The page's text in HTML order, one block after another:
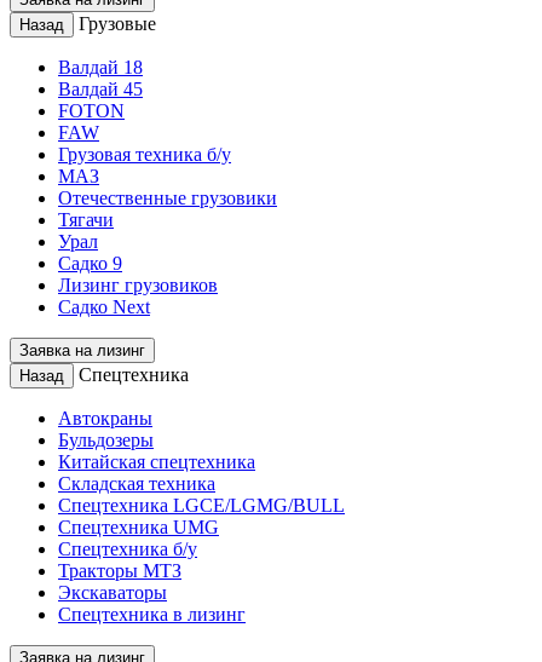
Назад
Грузовые
Валдай 18
Валдай 45
FOTON
FAW
Грузовая техника б/у
МАЗ
Отечественные грузовики
Тягачи
Урал
Садко 9
Лизинг грузовиков
Садко Next
Заявка на лизинг
Назад
Спецтехника
Автокраны
Бульдозеры
Китайская спецтехника
Складская техника
Спецтехника LGCE/LGMG/BULL
Спецтехника UMG
Спецтехника б/у
Тракторы МТЗ
Экскаваторы
Спецтехника в лизинг
Заявка на лизинг